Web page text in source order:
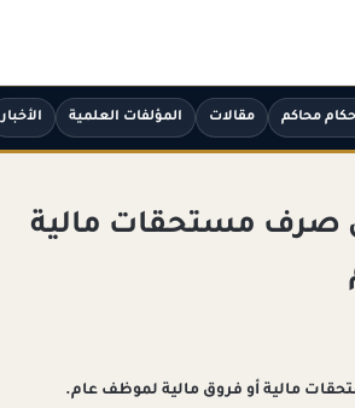
محاكم مقالات المؤلفات العلمية الأخبار
صرف مستحقات مالية
مالية أو فروق مالية لموظف عام.